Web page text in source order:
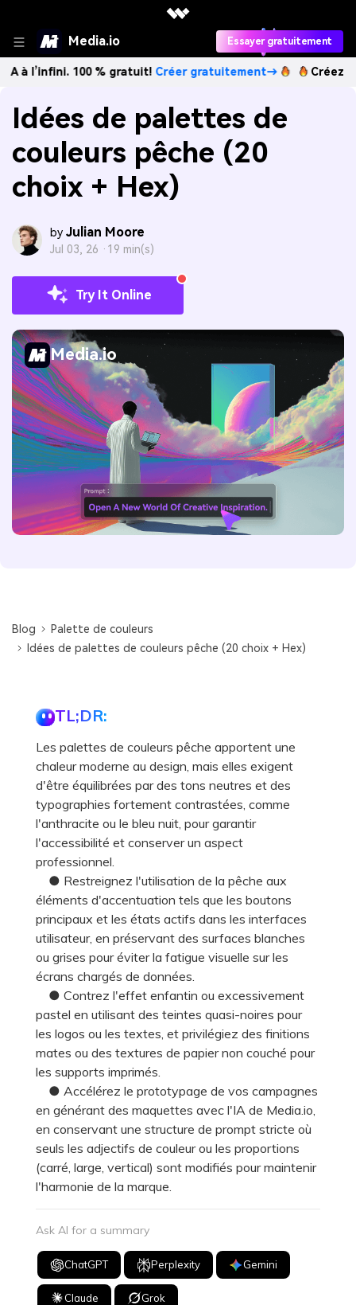
Media.io Essayer gratuitement
100 % gratuit! Créer gratuitement→ Créez des
Idées de palettes de
couleurs pêche (20
choix + Hex)
by Julian Moore
Jul 03, 26 · 19 min(s)
Try It Online
Media.io
Blog
Palette de couleurs
Idées de palettes de couleurs pêche (20 choix + Hex)
TL;DR:
Les palettes de couleurs pêche apportent une
chaleur moderne au design, mais elles exigent
d'être équilibrées par des tons neutres et des
typographies fortement contrastées, comme
l'anthracite ou le bleu nuit, pour garantir
l'accessibilité et conserver un aspect
professionnel.
● Restreignez l'utilisation de la pêche aux
éléments d'accentuation tels que les boutons
principaux et les états actifs dans les interfaces
utilisateur, en préservant des surfaces blanches
ou grises pour éviter la fatigue visuelle sur les
écrans chargés de données.
● Contrez l'effet enfantin ou excessivement
pastel en utilisant des teintes quasi-noires pour
les logos ou les textes, et privilégiez des finitions
mates ou des textures de papier non couché pour
les supports imprimés.
● Accélérez le prototypage de vos campagnes
en générant des maquettes avec l'IA de Media.io,
en conservant une structure de prompt stricte où
seuls les adjectifs de couleur ou les proportions
(carré, large, vertical) sont modifiés pour maintenir
l'harmonie de la marque.
Ask AI for a summary
ChatGPT Perplexity Gemini
Claude Grok